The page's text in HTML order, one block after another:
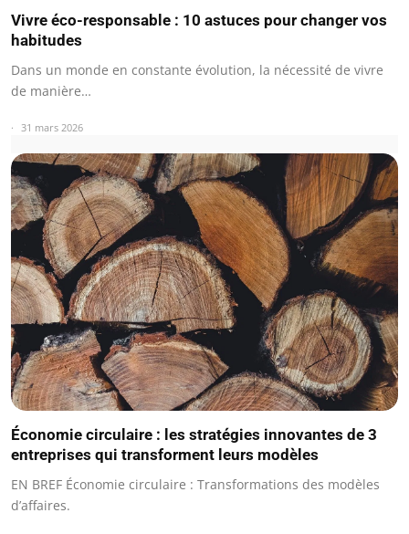
Vivre éco-responsable : 10 astuces pour changer vos
habitudes
Dans un monde en constante évolution, la nécessité de vivre
de manière…
31 mars 2026
Économie circulaire : les stratégies innovantes de 3
entreprises qui transforment leurs modèles
EN BREF Économie circulaire : Transformations des modèles
d’affaires.